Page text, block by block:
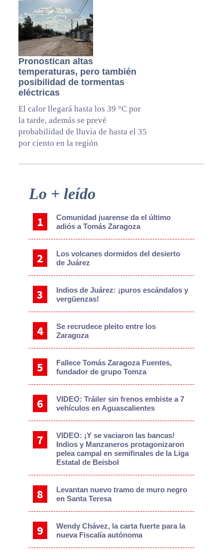
Pronostican altas
temperaturas, pero también
posibilidad de tormentas
eléctricas
El calor llegará hasta los 39 °C por
la tarde, además se prevé
probabilidad de lluvia de hasta el 35
por ciento en la región
Primary
Sidebar
Lo + leído
Comunidad juarense da el último
adiós a Tomás Zaragoza
Los volcanes dormidos del desierto
de Juárez
Indios de Juárez: ¡puros escándalos y
vergüenzas!
Se recrudece pleito entre los
Zaragoza
Fallece Tomás Zaragoza Fuentes,
fundador de grupo Tomza
VIDEO: Tráiler sin frenos embiste a 7
vehículos en Aguascalientes
VIDEO: ¡Y se vaciaron las bancas!
Indios y Manzaneros protagonizaron
pelea campal en semifinales de la Liga
Estatal de Beisbol
Levantan nuevo tramo de muro negro
en Santa Teresa
Wendy Chávez, la carta fuerte para la
nueva Fiscalía autónoma